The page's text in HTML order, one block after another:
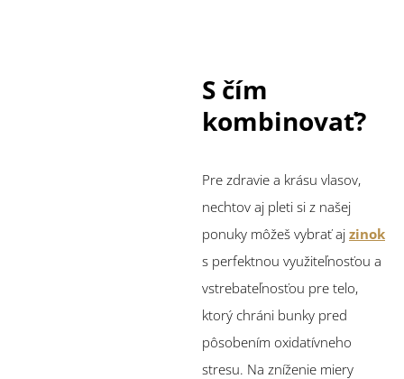
S čím
kombinovať?
Pre zdravie a krásu vlasov,
nechtov aj pleti si z našej
ponuky môžeš vybrať aj zinok
s perfektnou využiteľnosťou a
vstrebateľnosťou pre telo,
ktorý chráni bunky pred
pôsobením oxidatívneho
stresu. Na zníženie miery